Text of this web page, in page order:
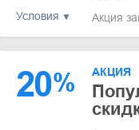
Условия Акция
20% АКЦИЯ